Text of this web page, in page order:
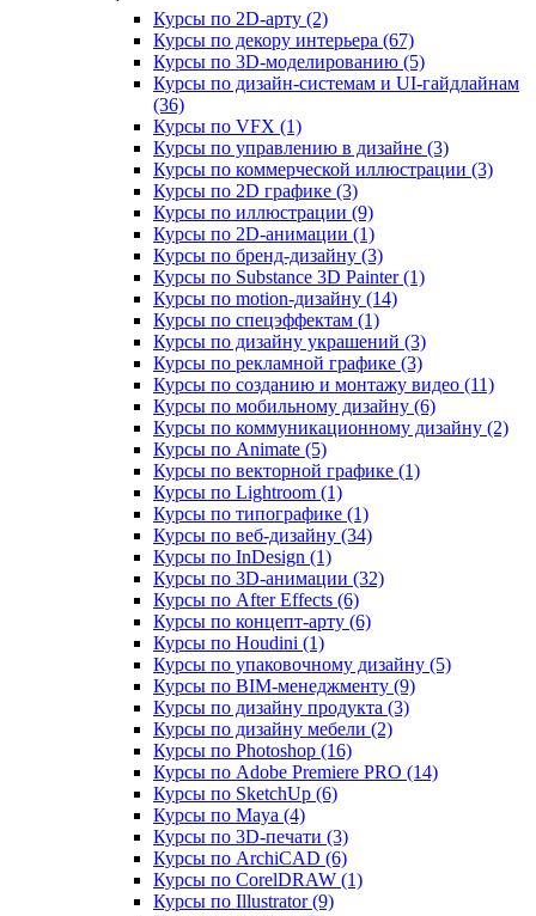
Курсы по 2D‑арту (2)
Курсы по декору интерьера (67)
Курсы по 3D‑моделированию (5)
Курсы по дизайн-системам и UI-гайдлайнам
(36)
Курсы по VFX (1)
Курсы по управлению в дизайне (3)
Курсы по коммерческой иллюстрации (3)
Курсы по 2D графике (3)
Курсы по иллюстрации (9)
Курсы по 2D‑анимации (1)
Курсы по бренд‑дизайну (3)
Курсы по Substance 3D Painter (1)
Курсы по motion-дизайну (14)
Курсы по спецэффектам (1)
Курсы по дизайну украшений (3)
Курсы по рекламной графике (3)
Курсы по созданию и монтажу видео (11)
Курсы по мобильному дизайну (6)
Курсы по коммуникационному дизайну (2)
Курсы по Animate (5)
Курсы по векторной графике (1)
Курсы по Lightroom (1)
Курсы по типографике (1)
Курсы по веб‑дизайну (34)
Курсы по InDesign (1)
Курсы по 3D‑анимации (32)
Курсы по After Effects (6)
Курсы по концепт‑арту (6)
Курсы по Houdini (1)
Курсы по упаковочному дизайну (5)
Курсы по BIM‑менеджменту (9)
Курсы по дизайну продукта (3)
Курсы по дизайну мебели (2)
Курсы по Photoshop (16)
Курсы по Adobe Premiere PRO (14)
Курсы по SketchUp (6)
Курсы по Maya (4)
Курсы по 3D-печати (3)
Курсы по ArchiCAD (6)
Курсы по CorelDRAW (1)
Курсы по Illustrator (9)